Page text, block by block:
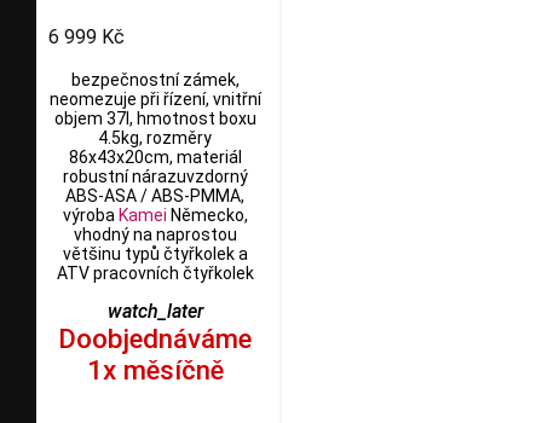
6 999 Kč
bezpečnostní zámek,
neomezuje při řízení, vnitřní
objem 37l, hmotnost boxu
4.5kg, rozměry
86x43x20cm, materiál
robustní nárazuvzdorný
ABS-ASA / ABS-PMMA,
výroba Kamei Německo,
vhodný na naprostou
většinu typů čtyřkolek a
ATV pracovních čtyřkolek
watch_later
Doobjednáváme
1x měsíčně